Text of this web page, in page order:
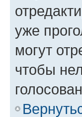
уже
могут
чтобы